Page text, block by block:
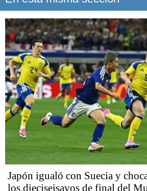
Japón igualó con Suecia y
los dieciseisavos de final del